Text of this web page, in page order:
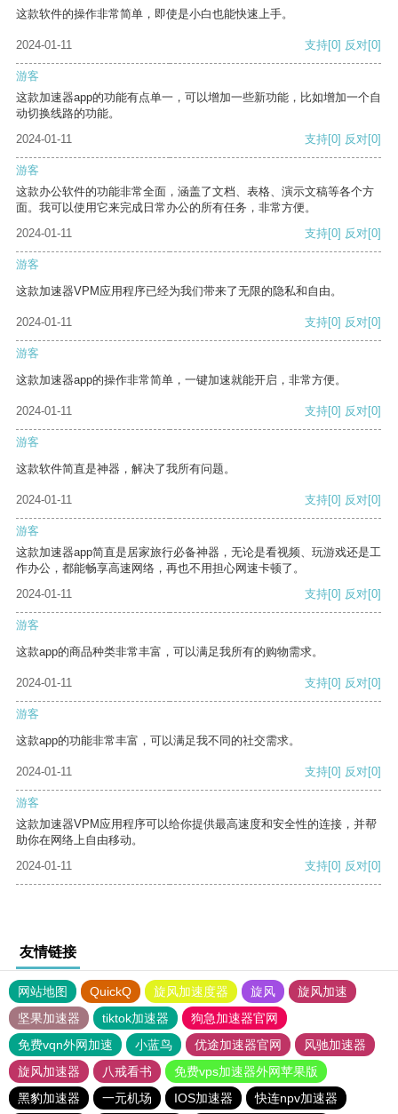
这款软件的操作非常简单，即使是小白也能快速上手。
2024-01-11 支持[0] 反对[0]
游客
这款加速器app的功能有点单一，可以增加一些新功能，比如增加一个自
动切换线路的功能。
2024-01-11
支持[0] 反对[0]
游客
这款办公软件的功能非常全面，涵盖了文档、表格、演示文稿等各个方
面。我可以使用它来完成日常办公的所有任务，非常方便。
2024-01-11
支持[0] 反对[0]
游客
这款加速器VPM应用程序已经为我们带来了无限的隐私和自由。
2024-01-11 支持[0] 反对[0]
游客
这款加速器app的操作非常简单，一键加速就能开启，非常方便。
2024-01-11 支持[0] 反对[0]
游客
这款软件简直是神器，解决了我所有问题。
2024-01-11 支持[0] 反对[0]
游客
这款加速器app简直是居家旅行必备神器，无论是看视频、玩游戏还是工
作办公，都能畅享高速网络，再也不用担心网速卡顿了。
2024-01-11
支持[0] 反对[0]
游客
这款app的商品种类非常丰富，可以满足我所有的购物需求。
2024-01-11 支持[0] 反对[0]
游客
这款app的功能非常丰富，可以满足我不同的社交需求。
2024-01-11 支持[0] 反对[0]
游客
这款加速器VPM应用程序可以给你提供最高速度和安全性的连接，并帮
助你在网络上自由移动。
2024-01-11
支持[0] 反对[0]
友情链接
网站地图 QuickQ 旋风加速度器 旋风
旋风加速
坚果加速器
tiktok加速器
狗急加速器官网
免费vqn外网加速
小蓝鸟 优途加速器官网
风驰加速器
旋风加速器
八戒看书
免费vps加速器外网苹果版
黑豹加速器
一元机场 IOS加速器 快连npv加速器